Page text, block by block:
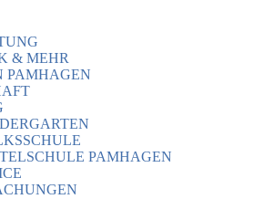
& MEHR
PAMHAGEN
PAMHAGEN